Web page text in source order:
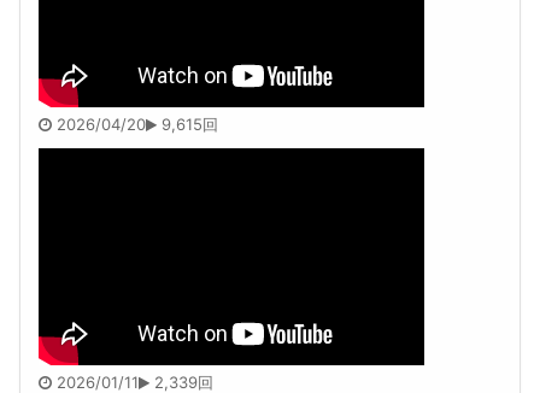
2026/04/20 9,615回
2026/01/11 2,339回